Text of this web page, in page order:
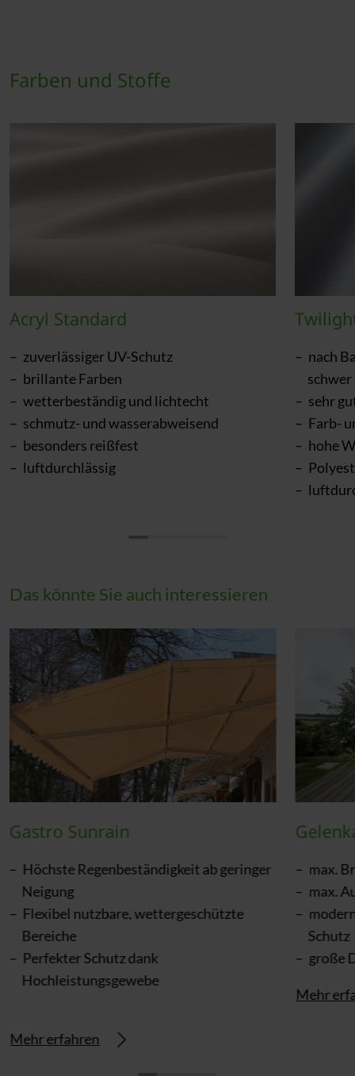
Farben und Stoffe
Acryl Standard
zuverlässiger UV-Schutz
brillante Farben
wetterbeständig und lichtecht
schmutz- und wasserabweisend
besonders reißfest
luftdurchlässig
nach
sehr
Farb-
hohe
Das könnte Sie auch interessieren
Gastro Sunrain
Höchste Regenbeständigkeit ab geringer
Neigung
Flexibel nutzbare, wettergeschützte
Bereiche
Perfekter Schutz dank
Hochleistungsgewebe
Mehr erfahren
max.
max.
Schutz
große
Mehr